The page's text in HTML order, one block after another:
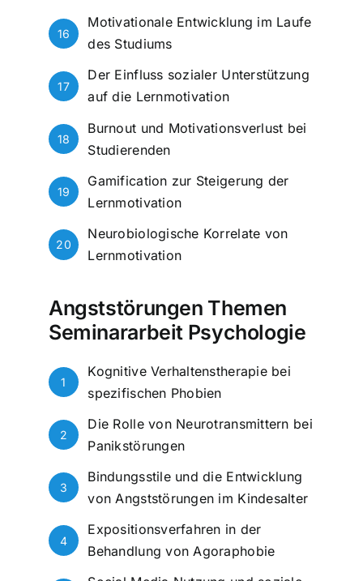
16
Motivationale Entwicklung im Laufe
des Studiums
17
Der Einfluss sozialer Unterstützung
auf die Lernmotivation
18
Burnout und Motivationsverlust bei
Studierenden
19
Gamification zur Steigerung der
Lernmotivation
20
Neurobiologische Korrelate von
Lernmotivation
Angststörungen Themen
Seminararbeit Psychologie
1
Kognitive Verhaltenstherapie bei
spezifischen Phobien
2
Die Rolle von Neurotransmittern bei
Panikstörungen
3
Bindungsstile und die Entwicklung
von Angststörungen im Kindesalter
4
Expositionsverfahren in der
Behandlung von Agoraphobie